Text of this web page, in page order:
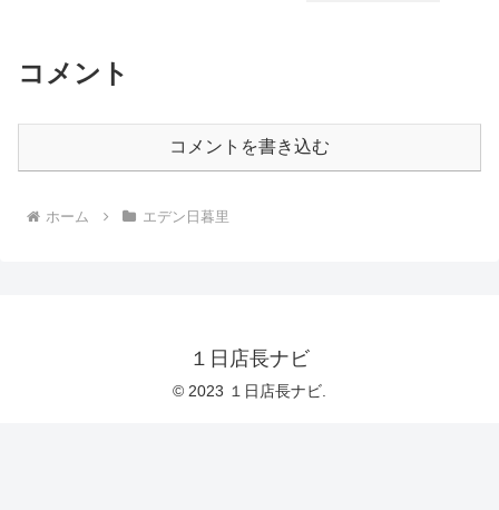
コメント
コメントを書き込む
ホーム エデン日暮里
１日店長ナビ
© 2023 １日店長ナビ.